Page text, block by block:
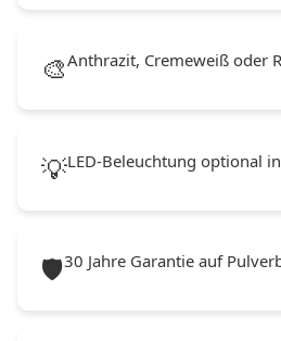
🎨Anthrazit, Cremeweiß oder
💡LED-Beleuchtung optional
🛡️30 Jahre Garantie auf